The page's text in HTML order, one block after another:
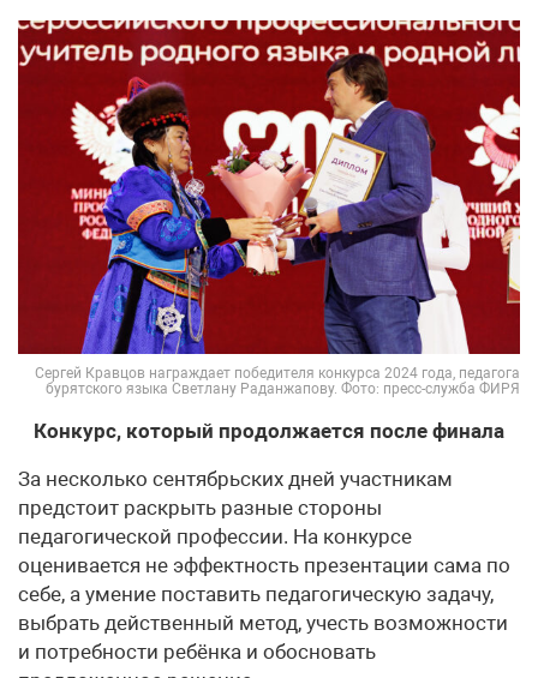
Сергей Кравцов награждает победителя конкурса 2024 года, педагога
бурятского языка Светлану Раданжапову. Фото: пресс-служба ФИРЯ
Конкурс, который продолжается после финала
За несколько сентябрьских дней участникам
предстоит раскрыть разные стороны
педагогической профессии. На конкурсе
оценивается не эффектность презентации сама по
себе, а умение поставить педагогическую задачу,
выбрать действенный метод, учесть возможности
и потребности ребёнка и обосновать